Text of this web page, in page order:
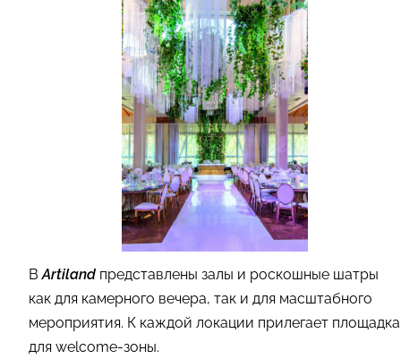
ВArtiland представлены залы и роскошные шатры
как для камерного вечера, так и для масштабного
мероприятия. К каждой локации прилегает площадка
для welcome-зоны.